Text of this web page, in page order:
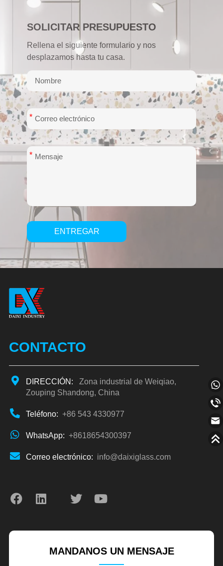
SOLICITAR PRESUPUESTO
Rellena el siguiente formulario y nos
desplazamos hasta tu casa.
*
*
ENTREGAR
Alternative:
CONTACTO
DIRECCIÓN:
Zona industrial de Weiqiao,
Zouping Shandong, China
Teléfono: +86 543 4330977
WhatsApp: +8618654300397
Correo electrónico: info@daixiglass.com
MANDANOS UN MENSAJE